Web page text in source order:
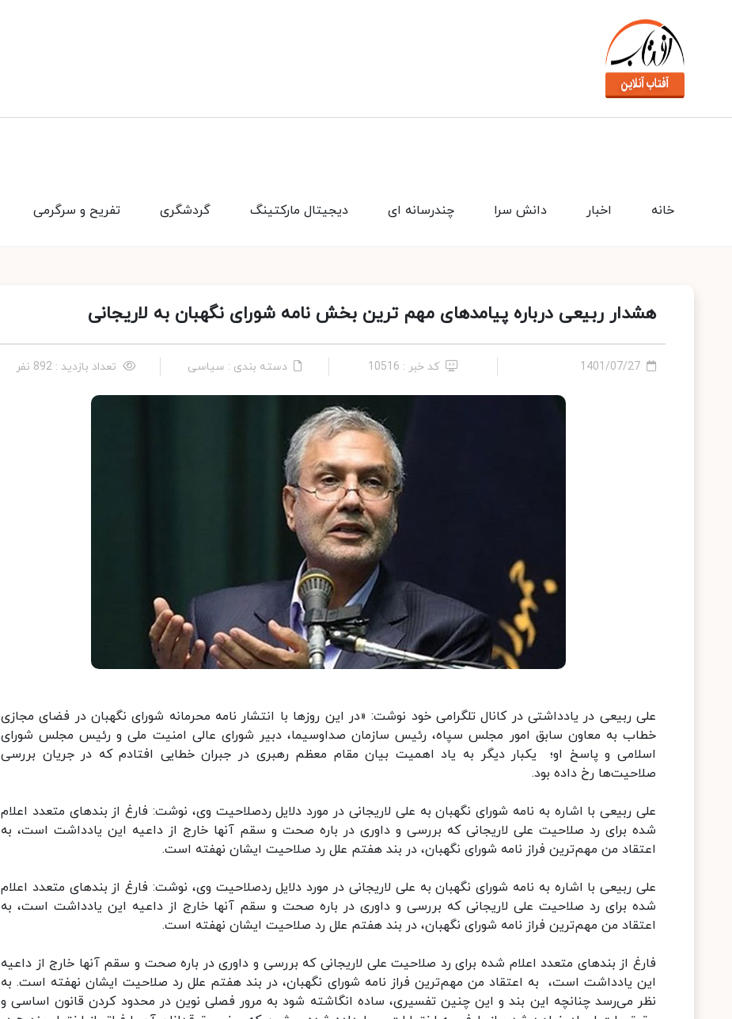
تفریح و سرگرمی گردشگری دیجیتال مارکتینگ چندرسانه ای دانش سرا اخبار خانه
هشدار ربیعی درباره پیامدهای مهم ترین بخش نامه شورای نگهبان به لاریجانی
1401/07/27 کد خبر : 10516 دسته بندی : سیاسی تعداد بازدید : 892 نفر
علی ربیعی در یادداشتی در کانال تلگرامی خود نوشت: «در این روزها با انتشار نامه محرمانه شورای نگهبان در فضای مجازی
خطاب به معاون سابق امور مجلس سپاه، رئیس سازمان صداوسیما، دبیر شورای عالی امنیت ملی و رئیس مجلس شورای
اسلامی و پاسخ‌ او؛ یکبار دیگر به یاد اهمیت بیان مقام معظم رهبری در جبران خطایی افتادم که در جریان بررسی
صلاحیت‌ها رخ داده بود.
علی ربیعی با اشاره به نامه شورای نگهبان به علی لاریجانی در مورد دلایل ردصلاحیت وی، نوشت: فارغ از بندهای متعدد اعلام
شده برای رد صلاحیت علی لاریجانی که بررسی و داوری در باره صحت و سقم آنها خارج از داعیه این یادداشت است، به
اعتقاد من مهم‌ترین فراز نامه شورای نگهبان، در بند هفتم علل رد صلاحیت ایشان نهفته است.
علی ربیعی با اشاره به نامه شورای نگهبان به علی لاریجانی در مورد دلایل ردصلاحیت وی، نوشت: فارغ از بندهای متعدد اعلام
شده برای رد صلاحیت علی لاریجانی که بررسی و داوری در باره صحت و سقم آنها خارج از داعیه این یادداشت است، به
اعتقاد من مهم‌ترین فراز نامه شورای نگهبان، در بند هفتم علل رد صلاحیت ایشان نهفته است.
فارغ از بندهای متعدد اعلام شده برای رد صلاحیت علی لاریجانی که بررسی و داوری در باره صحت و سقم آنها خارج از داعیه
این یادداشت است، به اعتقاد من مهم‌ترین فراز نامه شورای نگهبان، در بند هفتم علل رد صلاحیت ایشان نهفته است. به
نظر می‌رسد چنانچه این بند و این چنین تفسیری، ساده انگاشته شود به مرور فصلی نوین در محدود کردن قانون اساسی و